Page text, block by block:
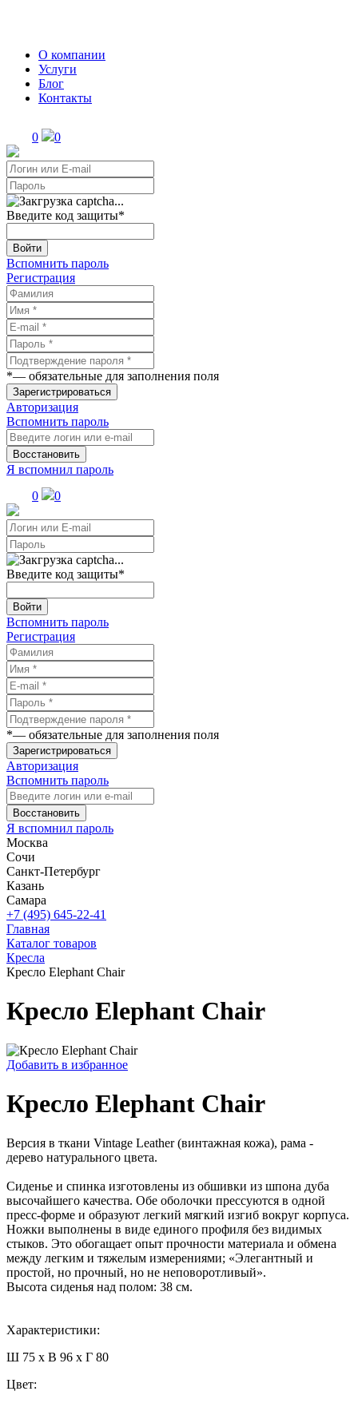
О компании
Услуги
Блог
Контакты
0 0
Введите код защиты*
Войти
Вспомнить пароль
Регистрация
*— обязательные для заполнения поля
Зарегистрироваться
Авторизация
Вспомнить пароль
Восстановить
Я вспомнил пароль
0
0
Введите код защиты*
Войти
Вспомнить пароль
Регистрация
*— обязательные для заполнения поля
Зарегистрироваться
Авторизация
Вспомнить пароль
Восстановить
Я вспомнил пароль
Москва
Сочи
Санкт-Петербург
Казань
Самара
+7 (495) 645-22-41
Главная
Каталог товаров
Кресла
Кресло Elephant Chair
Кресло Elephant Chair
Добавить в избранное
Кресло Elephant Chair
Версия в ткани Vintage Leather (винтажная кожа), рама -
дерево натурального цвета.
Сиденье и спинка изготовлены из обшивки из шпона дуба
высочайшего качества. Обе оболочки прессуются в одной
пресс-форме и образуют легкий мягкий изгиб вокруг корпуса.
Ножки выполнены в виде единого профиля без видимых
стыков. Это обогащает опыт прочности материала и обмена
между легким и тяжелым измерениями; «Элегантный и
простой, но прочный, но не неповоротливый».
Высота сиденья над полом: 38 см.
Характеристики:
Ш 75 x В 96 x Г 80
Цвет: